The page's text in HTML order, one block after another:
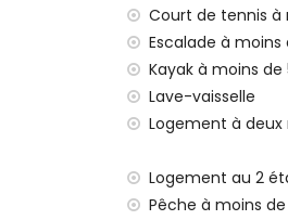
Équipements et
internet (WiFi)
fer et planche
linge de lit et
service de
Équipements et
Court de tennis à
Escalade à moins
Kayak à moins de
Lave-vaisselle
Logement à deux
Logement au 2
Pêche à moins